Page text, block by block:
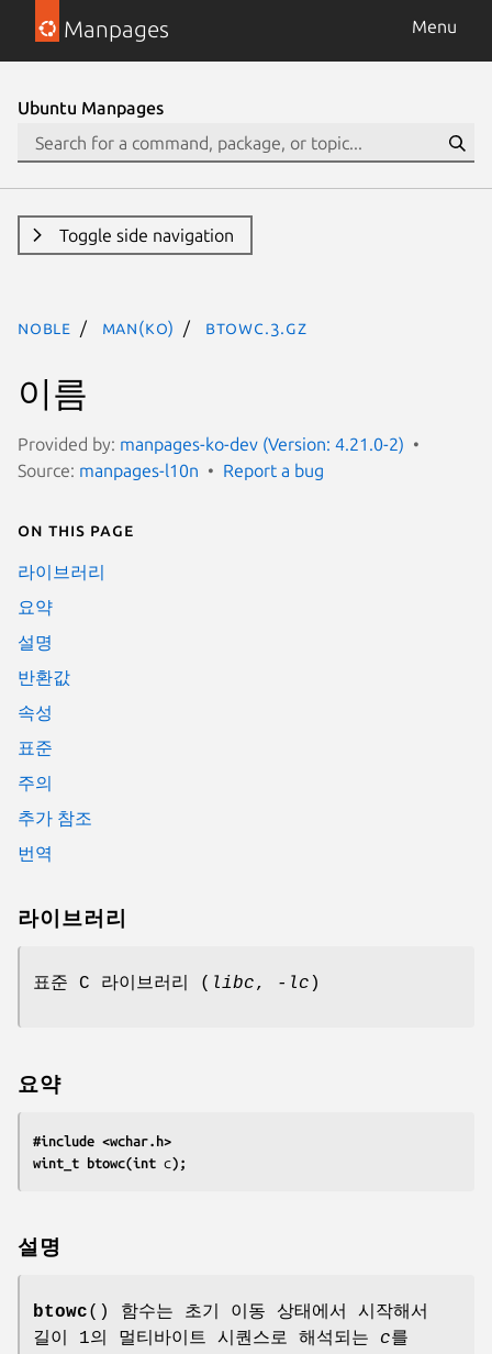
Manpages Menu
Ubuntu Manpages
Toggle side navigation
noble man(ko) btowc.3.gz
이름
Provided by: manpages-ko-dev (Version: 4.21.0-2)
Source: manpages-l10n Report a bug
On this page
라이브러리
요약
설명
반환값
속성
표준
주의
추가 참조
번역
라이브러리
표준 C 라이브러리 ( libc, -lc )
요약
#include <wchar.h>
wint_t btowc(int c);
설명
btowc() 함수는 초기 이동 상태에서 시작해서
길이 1의 멀티바이트 시퀀스로 해석되는 c를